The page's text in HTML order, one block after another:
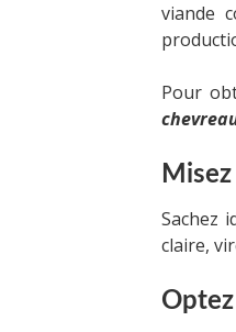
viande
Pour
Sachez
claire,